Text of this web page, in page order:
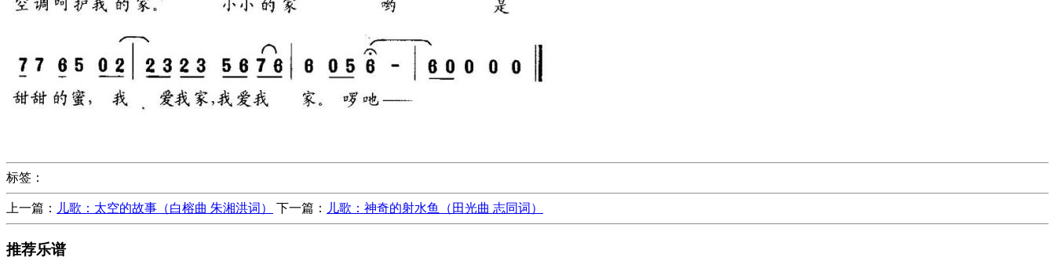
标签：
上一篇： 儿歌：太空的故事（白榕曲 朱湘洪词） 下一篇： 儿歌：神奇的射水鱼（田光曲 志同词）
推荐乐谱